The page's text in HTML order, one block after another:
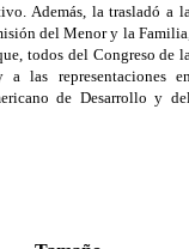
Además, la trasladó a
del Menor y la
todos del Congreso de
las representaciones
de Desarrollo y